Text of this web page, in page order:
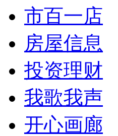
市百一店
房屋信息
投资理财
我歌我声
开心画廊